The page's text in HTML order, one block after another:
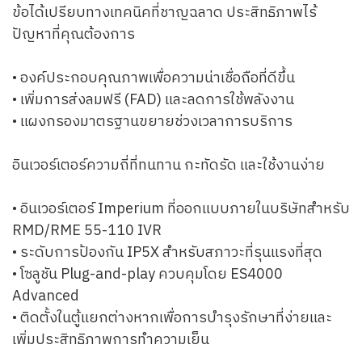
ข้อได้เปรียบทางเทคนิคที่ชาญฉลาด ประสิทธิภาพไร้
ปัญหาที่คุณต้องการ
• องค์ประกอบคุณภาพเพื่อความน่าเชื่อถือที่ดีขึ้น
• เพิ่มการส่งลมฟรี (FAD) และลดการใช้พลังงาน
• แผงกรองมาตรฐานขยายช่วงเวลาการบริการ
อินเวอร์เตอร์ความถี่ที่ทนทาน กะทัดรัด และใช้งานง่าย
• อินเวอร์เตอร์ Imperium ที่ออกแบบภายในบริษัทสำหรับ
RMD/RME 55-110 IVR
• ระดับการป้องกัน IP5X สำหรับสภาวะที่รุนแรงที่สุด
• โซลูชัน Plug-and-play ควบคุมโดย ES4000
Advanced
• ติดตั้งในตู้แยกต่างหากเพื่อการบำรุงรักษาที่ง่ายและ
เพิ่มประสิทธิภาพการทำความเย็น